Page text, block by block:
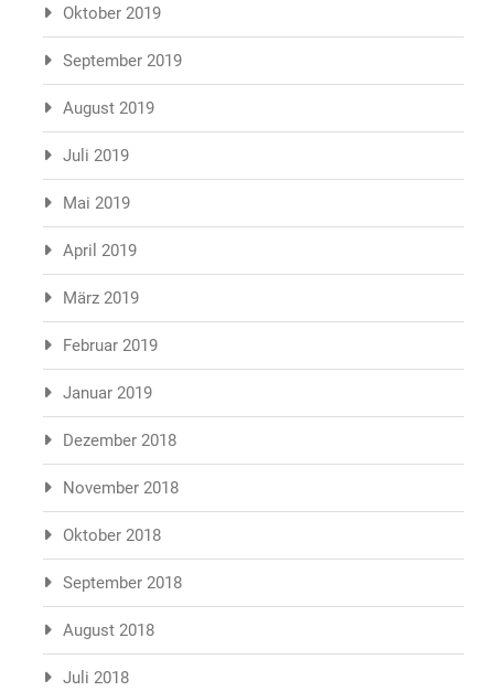
Oktober 2019
September 2019
August 2019
Juli 2019
Mai 2019
April 2019
März 2019
Februar 2019
Januar 2019
Dezember 2018
November 2018
Oktober 2018
September 2018
August 2018
Juli 2018